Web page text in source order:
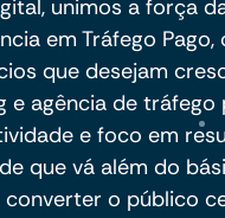
unimos a força
em Tráfego
que desejam
e agência de
e foco em
que vá além do
converter o público